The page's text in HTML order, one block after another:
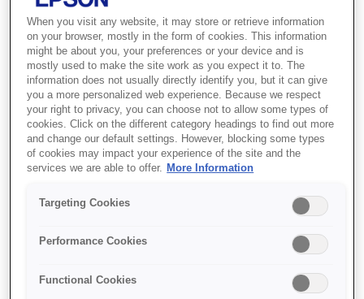
4K (3840 x 2160)
Де купити
When you visit any website, it may store or retrieve information
on your browser, mostly in the form of cookies. This information
might be about you, your preferences or your device and is
mostly used to make the site work as you expect it to. The
information does not usually directly identify you, but it can give
you a more personalized web experience. Because we respect
your right to privacy, you can choose not to allow some types of
cookies. Click on the different category headings to find out more
and change our default settings. However, blocking some types
of cookies may impact your experience of the site and the
services we are able to offer. More Information
Targeting Cookies
Performance Cookies
Functional Cookies